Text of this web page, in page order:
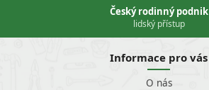
Český rodinný podnik
lidský přístup
Informace pro vás
O nás